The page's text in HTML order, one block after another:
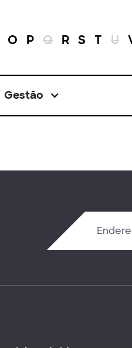
O P Q R S T U
Gestão